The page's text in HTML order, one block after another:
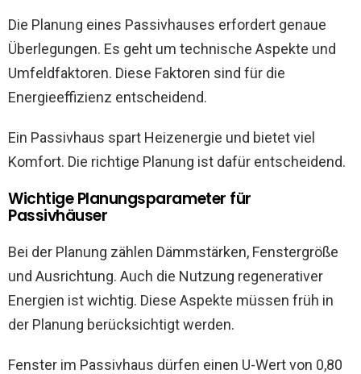
Die Planung eines Passivhauses erfordert genaue
Überlegungen. Es geht um technische Aspekte und
Umfeldfaktoren. Diese Faktoren sind für die
Energieeffizienz entscheidend.
Ein Passivhaus spart Heizenergie und bietet viel
Komfort. Die richtige Planung ist dafür entscheidend.
Wichtige Planungsparameter für
Passivhäuser
Bei der Planung zählen Dämmstärken, Fenstergröße
und Ausrichtung. Auch die Nutzung regenerativer
Energien ist wichtig. Diese Aspekte müssen früh in
der Planung berücksichtigt werden.
Fenster im Passivhaus dürfen einen U-Wert von 0,80